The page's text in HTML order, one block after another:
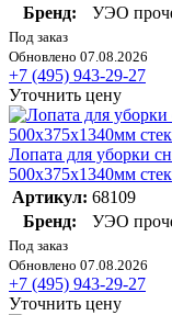
Бренд:
УЭО
Под заказ
Обновлено 07.08.2026
+7 (495) 943-29-27
Уточнить цену
Лопата для уборки
500х375х1340мм
Артикул: 68109
Бренд:
УЭО
Под заказ
Обновлено 07.08.2026
+7 (495) 943-29-27
Уточнить цену